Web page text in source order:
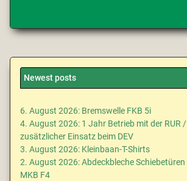
Newest posts
6. August 2026: Bremswelle FKB 5i
4. August 2026: 1 Jahr Betrieb mit der RUR /
zusätzlicher Einsatz beim DEV
3. August 2026: Kleinbaan-T-Shirts
2. August 2026: Abdeckbleche Schiebetüren
MKB F4